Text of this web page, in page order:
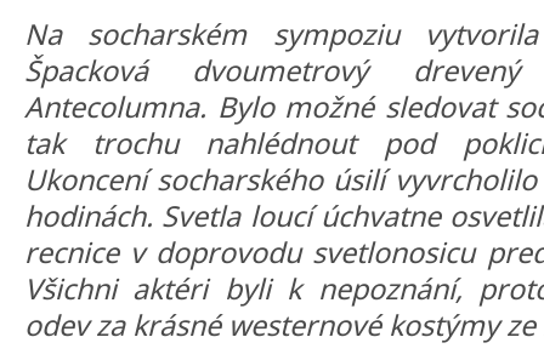
Na socharském sympoziu
Špacková dvoumetrový
Antecolumna. Bylo možné sledovat
tak trochu nahlédnout pod
Ukoncení socharského úsilí
hodinách. Svetla loucí úchvatne
recnice v doprovodu svetlonosicu
Všichni aktéri byli k nepoznání,
odev za krásné westernové kostýmy